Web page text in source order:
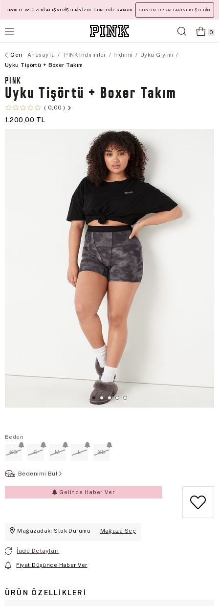
3500 TL ve ÜZERİ ALIŞVERİŞLERİNİZDE ÜCRETSİZ KARGO! GÜNÜN FIRSATLARINI KEŞFEDİN
0
Anasayfa PINK İndirimler İndirim
Uyku Giyimi
Uyku Tişörtü + Boxer Takım
PINK
Uyku Tişörtü + Boxer Takım
0,00
1.200,00 TL
Beden
XS S M L XL
Bedenimi Bul
Gelince Haber Ver
Mağazadaki Stok Durumu Mağaza Seç
İade Detayları
Fiyat Düşünce Haber Ver
ÜRÜN ÖZELLIKLERI